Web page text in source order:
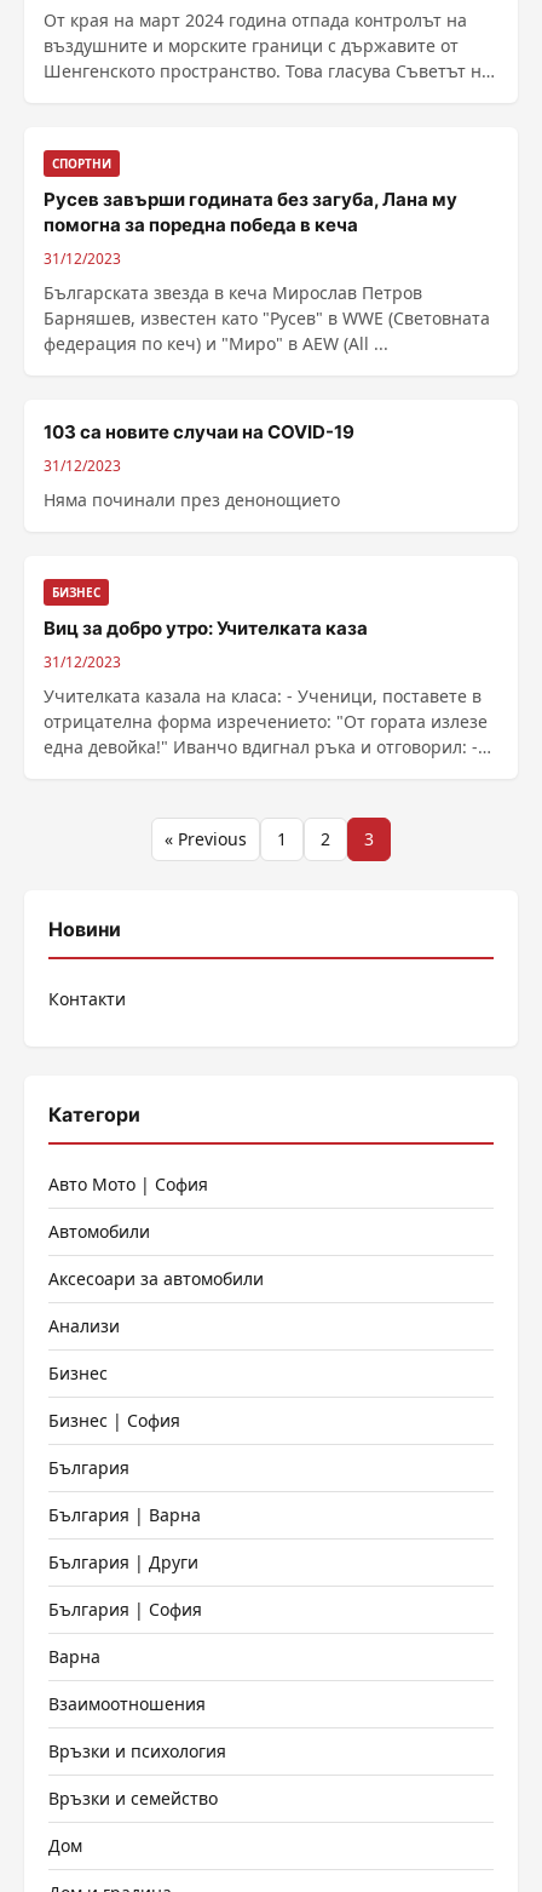
От края на март 2024 година отпада контролът на
въздушните и морските граници с държавите от
Шенгенското пространство. Това гласува Съветът на
СПОРТНИ
Русев завърши годината без загуба, Лана му
помогна за поредна победа в кеча
31/12/2023
Българската звезда в кеча Мирослав Петров
Барняшев, известен като "Русев" в WWE (Световната
федерация по кеч) и "Миро" в AEW (All ...
103 са новите случаи на COVID-19
31/12/2023
Няма починали през денонощието
БИЗНЕС
Виц за добро утро: Учителката каза
31/12/2023
Учителката казала на класа: - Ученици, поставете в
отрицателна форма изречението: "От гората излезе
една девойка!" Иванчо вдигнал ръка и отговорил: -
Разделяне
публикациите
« Previous 1 2 3
Новини
Контакти
Категори
Авто Мото | София
Автомобили
Аксесоари за автомобили
Анализи
Бизнес
Бизнес | София
България
България | Варна
България | Други
България | София
Варна
Взаимоотношения
Връзки и психология
Връзки и семейство
Дом